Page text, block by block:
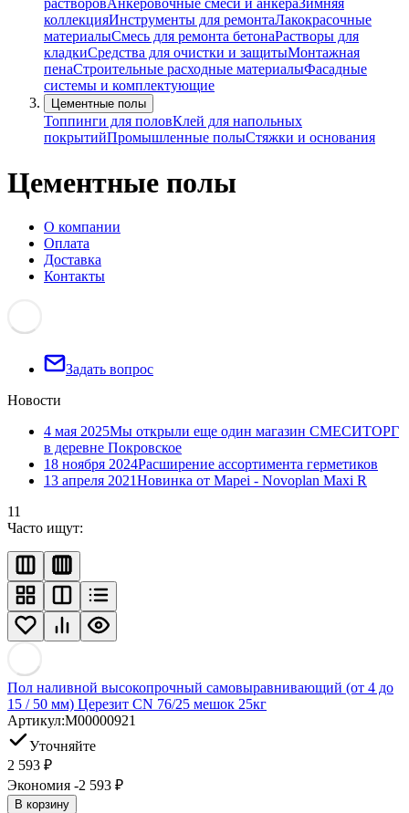
растворовАнкеровочные смеси и анкераЗимняя
коллекцияИнструменты для ремонтаЛакокрасочные
материалыСмесь для ремонта бетонаРастворы для
кладкиСредства для очистки и защитыМонтажная
пенаСтроительные расходные материалыФасадные
системы и комплектующие
Цементные полы
Топпинги для половКлей для напольных
покрытийПромышленные полыСтяжки и основания
Цементные полы
О компании
Оплата
Доставка
Контакты
Задать вопрос
Новости
4 мая 2025Мы открыли еще один магазин СМЕСИТОРГ
в деревне Покровское
18 ноября 2024Расширение ассортимента герметиков
13 апреля 2021Новинка от Mapei - Novoplan Maxi R
11
Часто ищут:
Пол наливной высокопрочный самовыравнивающий (от 4 до
15 / 50 мм) Церезит CN 76/25 мешок 25кг
Артикул:M00000921
Уточняйте
2 593 ₽
Экономия -2 593 ₽
В корзину